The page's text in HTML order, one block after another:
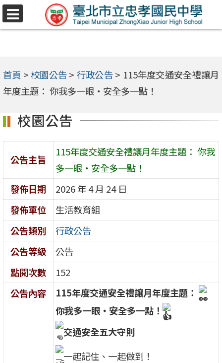
跳
至
內
容
選
首頁 > 校園公告> 行政公告> 115年度交通安全禮讓月
年度主題： 你我多一眼・安全多一點！
校園公告
公告主旨
115年度交通安全禮讓月年度主題： 你我
多一眼・安全多一點！
發佈日期
2026 年 4 月 24 日
發佈單位
生活教育組
公告類別
行政公告
公告等級
公告
點閱次數
152
公告內容
115年度交通安全禮讓月年度主題：
你我多一眼・安全多一點！
交通安全五大守則
一起記住、一起做到！